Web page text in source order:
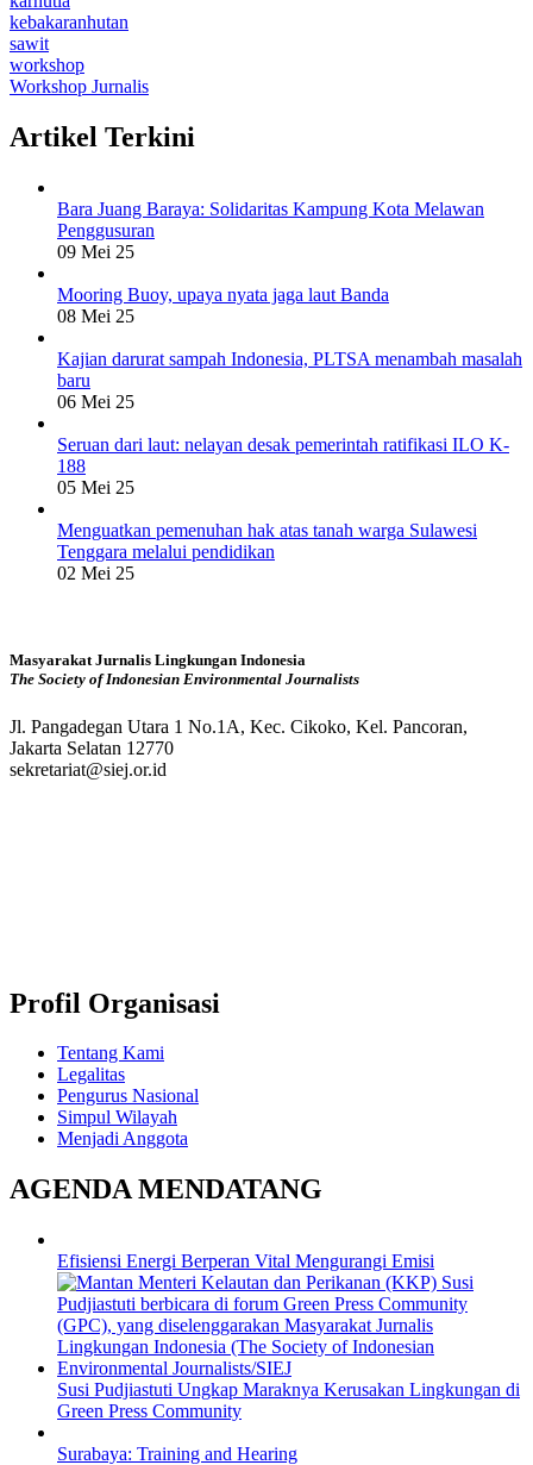
kebakaranhutan
sawit
workshop
Workshop Jurnalis
Artikel Terkini
Bara Juang Baraya: Solidaritas Kampung Kota Melawan
Penggusuran
09 Mei 25
Mooring Buoy, upaya nyata jaga laut Banda
08 Mei 25
Kajian darurat sampah Indonesia, PLTSA menambah masalah
baru
06 Mei 25
Seruan dari laut: nelayan desak pemerintah ratifikasi ILO K-
188
05 Mei 25
Menguatkan pemenuhan hak atas tanah warga Sulawesi
Tenggara melalui pendidikan
02 Mei 25
Masyarakat Jurnalis Lingkungan Indonesia
The Society of Indonesian Environmental Journalists
Jl. Pangadegan Utara 1 No.1A, Kec. Cikoko, Kel. Pancoran,
Jakarta Selatan 12770
sekretariat@siej.or.id
Profil Organisasi
Tentang Kami
Legalitas
Pengurus Nasional
Simpul Wilayah
Menjadi Anggota
AGENDA MENDATANG
Efisiensi Energi Berperan Vital Mengurangi Emisi
Susi Pudjiastuti Ungkap Maraknya Kerusakan Lingkungan di
Green Press Community
Surabaya: Training and Hearing